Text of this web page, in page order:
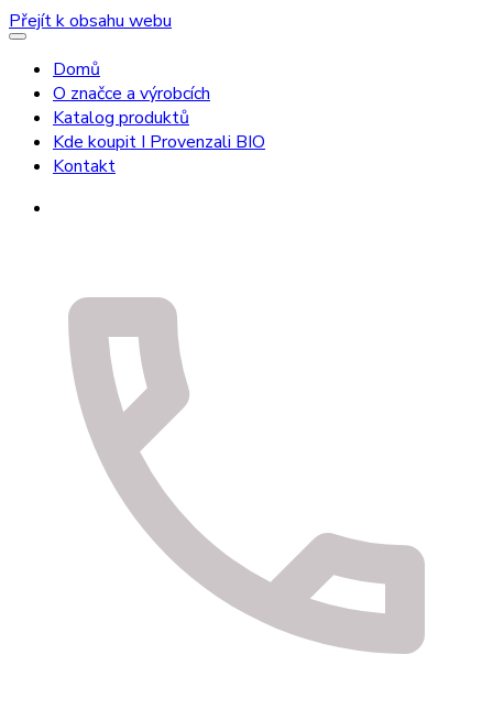
Přejít k obsahu webu
Domů
O značce a výrobcích
Katalog produktů
Kde koupit I Provenzali BIO
Kontakt